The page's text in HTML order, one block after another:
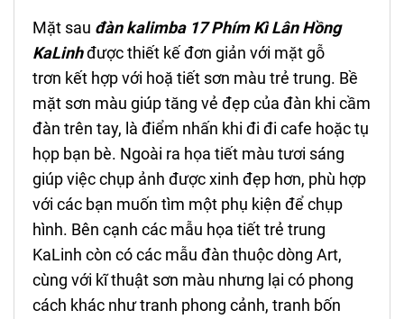
Mặt sau đàn kalimba 17 PhímKì Lân Hồng
KaLinhđược thiết kế đơn giản với mặt gỗ
trơn kết hợp với hoặ tiết sơn màu trẻ trung. Bề
mặt sơn màu giúp tăng vẻ đẹp của đàn khi cầm
đàn trên tay, là điểm nhấn khi đi đi cafe hoặc tụ
họp bạn bè. Ngoài ra họa tiết màu tươi sáng
giúp việc chụp ảnh được xinh đẹp hơn, phù hợp
với các bạn muốn tìm một phụ kiện để chụp
hình. Bên cạnh các mẫu họa tiết trẻ trung
KaLinh còn có các mẫu đàn thuộc dòng Art,
cùng với kĩ thuật sơn màu nhưng lại có phong
cách khác như tranh phong cảnh, tranh bốn